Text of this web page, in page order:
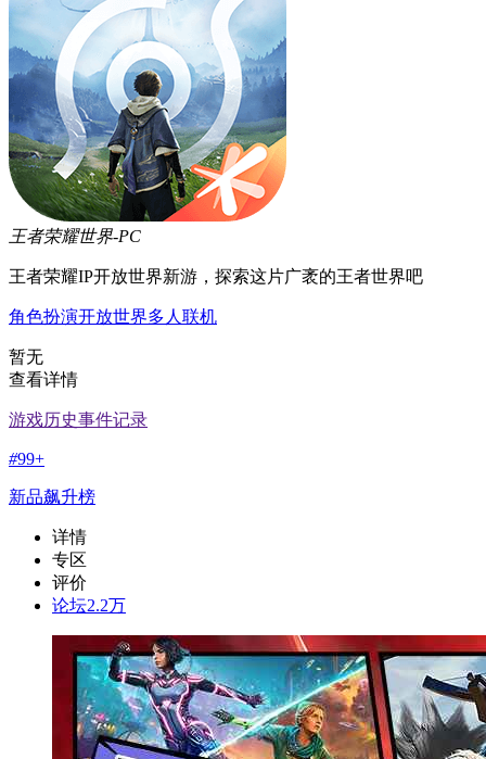
王者荣耀世界-PC
王者荣耀IP开放世界新游，探索这片广袤的王者世界吧
角色扮演开放世界多人联机
暂无
查看详情
游戏历史事件记录
#99+
新品飙升榜
详情
专区
评价
论坛2.2万